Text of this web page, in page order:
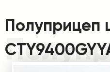
Полуприцеп